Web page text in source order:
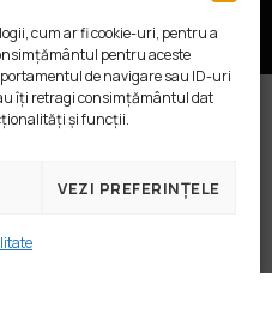
cum ar fi cookie-uri, pentru a
pentru aceste
de navigare sau ID-uri
îți retragi consimțământul dat
și funcții.
VEZI PREFERINȚELE